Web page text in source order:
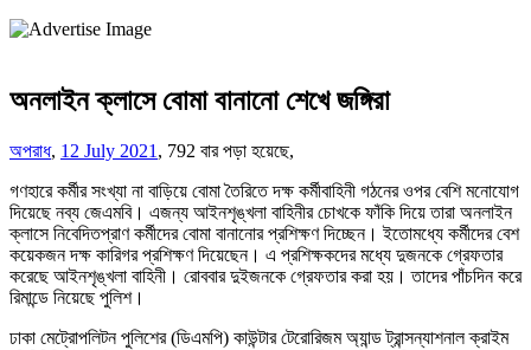
অনলাইন ক্লাসে বোমা বানানো শেখে জঙ্গিরা
অপরাধ, 12 July 2021 , 792 বার পড়া হয়েছে,
গণহারে কর্মীর সংখ্যা না বাড়িয়ে বোমা তৈরিতে দক্ষ কর্মীবাহিনী গঠনের ওপর বেশি মনোযোগ
দিয়েছে নব্য জেএমবি। এজন্য আইনশৃঙ্খলা বাহিনীর চোখকে ফাঁকি দিয়ে তারা অনলাইন
ক্লাসে নিবেদিতপ্রাণ কর্মীদের বোমা বানানোর প্রশিক্ষণ দিচ্ছেন। ইতোমধ্যে কর্মীদের বেশ
কয়েকজন দক্ষ কারিগর প্রশিক্ষণ দিয়েছেন। এ প্রশিক্ষকদের মধ্যে দুজনকে গ্রেফতার
করেছে আইনশৃঙ্খলা বাহিনী। রোববার দুইজনকে গ্রেফতার করা হয়। তাদের পাঁচদিন করে
রিমান্ডে নিয়েছে পুলিশ।
ঢাকা মেট্রোপলিটন পুলিশের (ডিএমপি) কাউন্টার টেরোরিজম অ্যান্ড ট্রান্সন্যাশনাল ক্রাইম